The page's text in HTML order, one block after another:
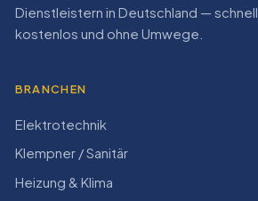
Dienstleistern in Deutschland — schnell,
kostenlos und ohne Umwege.
BRANCHEN
Elektrotechnik
Klempner / Sanitär
Heizung & Klima